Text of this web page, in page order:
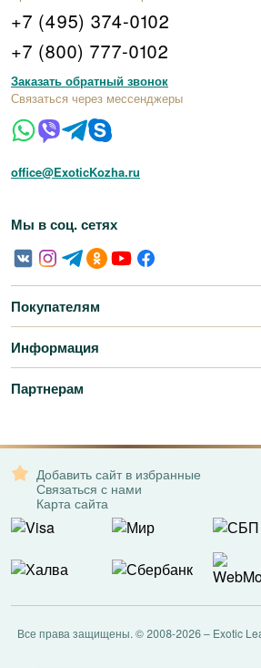
+7 (495) 374-0102
+7 (800) 777-0102
Заказать обратный звонок
Связаться через мессенджеры
office@ExoticKozha.ru
Мы в соц. сетях
Покупателям
Информация
Партнерам
Добавить сайт в избранные
Связаться с нами
Карта сайта
Все права защищены. © 2008-2026 – Exotic